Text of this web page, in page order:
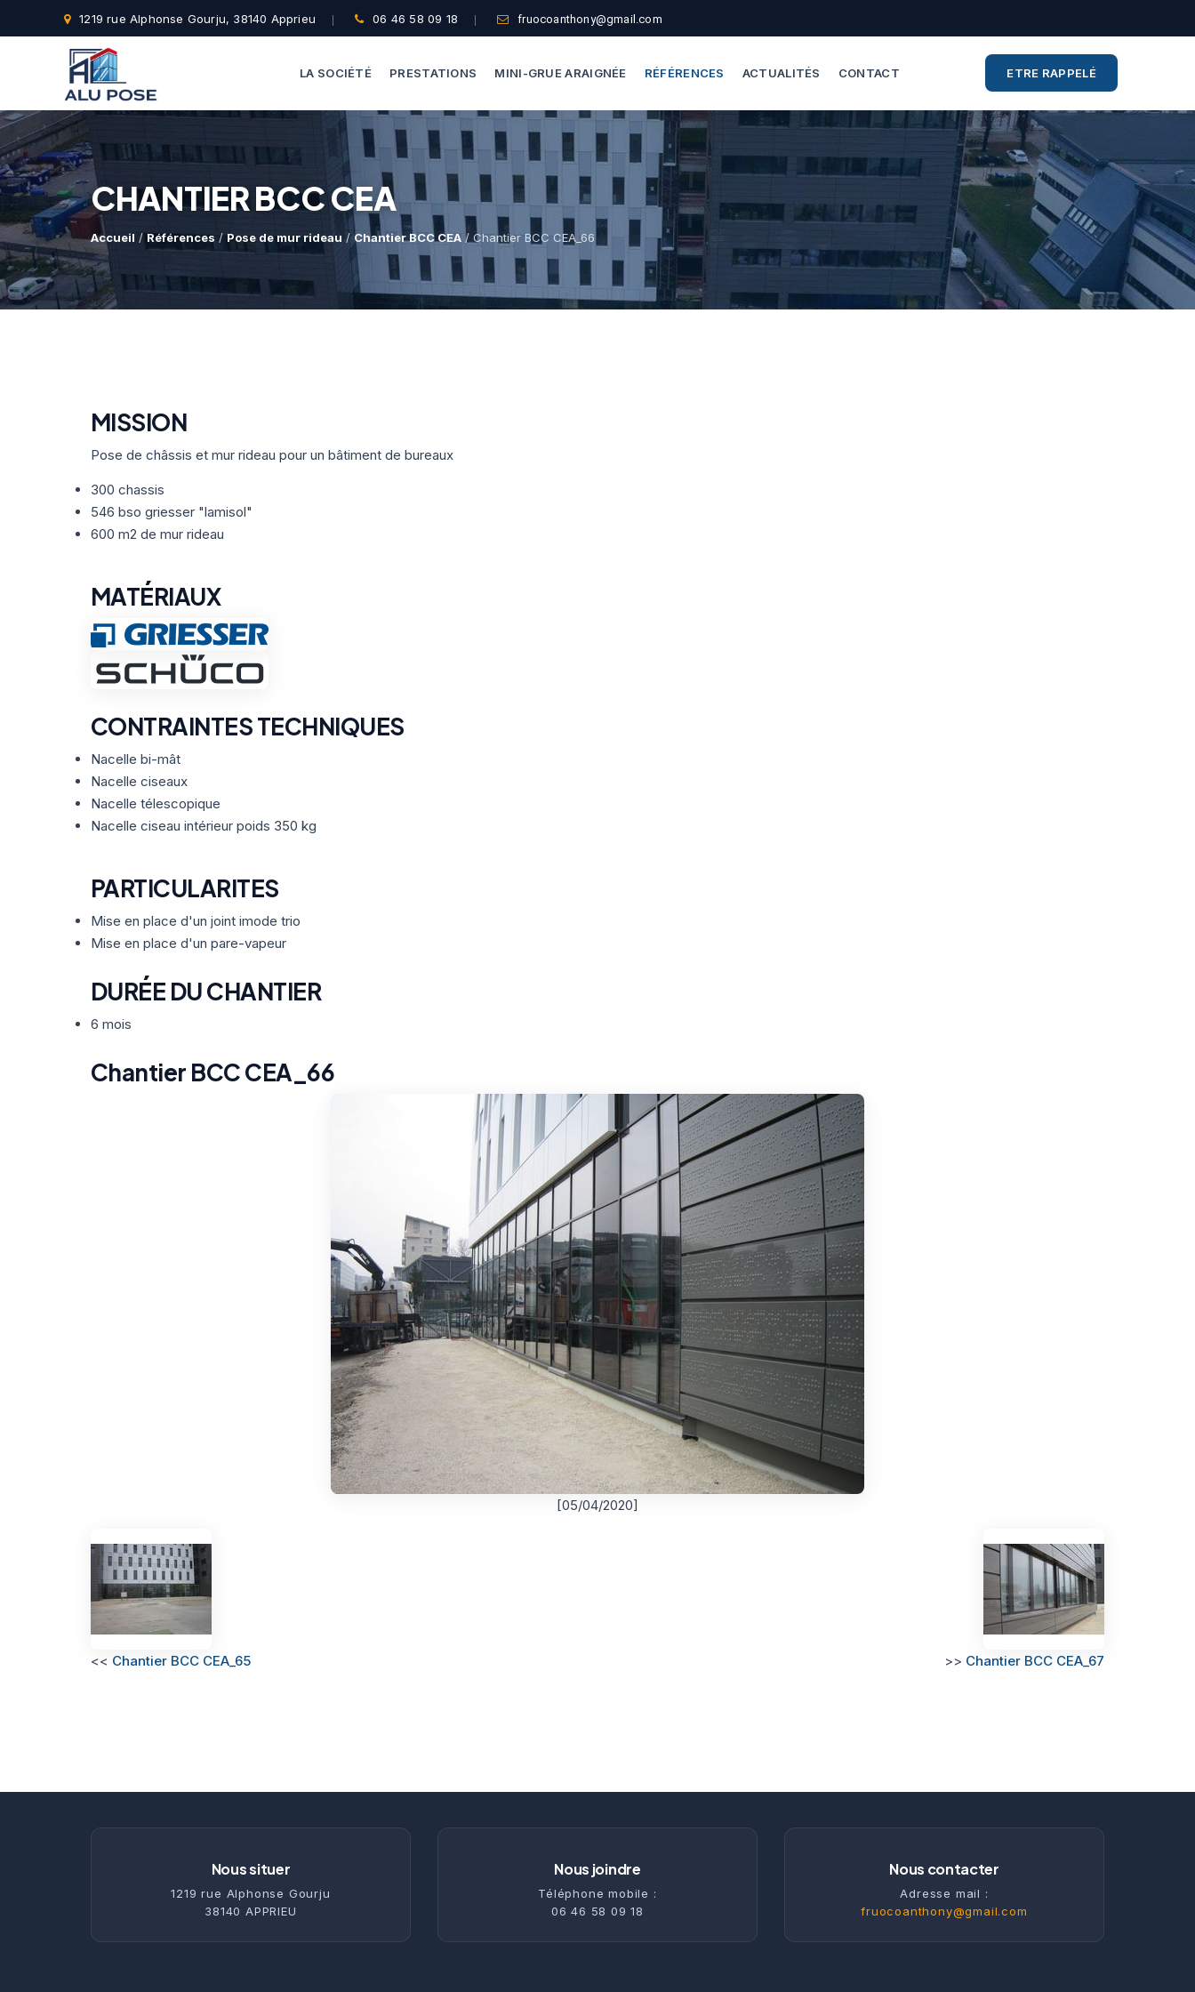
1219 rue Alphonse Gourju, 38140 Apprieu 06 46 58 09 18 fruocoanthony@gmail.com
LA SOCIÉTÉ PRESTATIONS
Dépannage Vitrages
Vitrine Magasin
Expertise Bris De Glace
Recherche De Fuite
MINI-GRUE ARAIGNÉE
Capacité De Levage
Nos Formules
RÉFÉRENCES ACTUALITÉS CONTACT ETRE RAPPELÉ
CHANTIER BCC CEA
Accueil / Références /Pose de mur rideau / Chantier BCC CEA / Chantier BCC CEA_66
MISSION
Pose de châssis et mur rideau pour un bâtiment de bureaux
300 chassis
546 bso griesser "lamisol"
600 m2 de mur rideau
MATÉRIAUX
CONTRAINTES TECHNIQUES
Nacelle bi-mât
Nacelle ciseaux
Nacelle télescopique
Nacelle ciseau intérieur poids 350 kg
PARTICULARITES
Mise en place d'un joint imode trio
Mise en place d'un pare-vapeur
DURÉE DU CHANTIER
6 mois
Chantier BCC CEA_66
[05/04/2020]
<< Chantier BCC CEA_65 >> Chantier BCC CEA_67
Nous situer
1219 rue Alphonse Gourju
38140 APPRIEU
Nous joindre
Téléphone mobile :
06 46 58 09 18
Nous contacter
Adresse mail :
fruocoanthony@gmail.com